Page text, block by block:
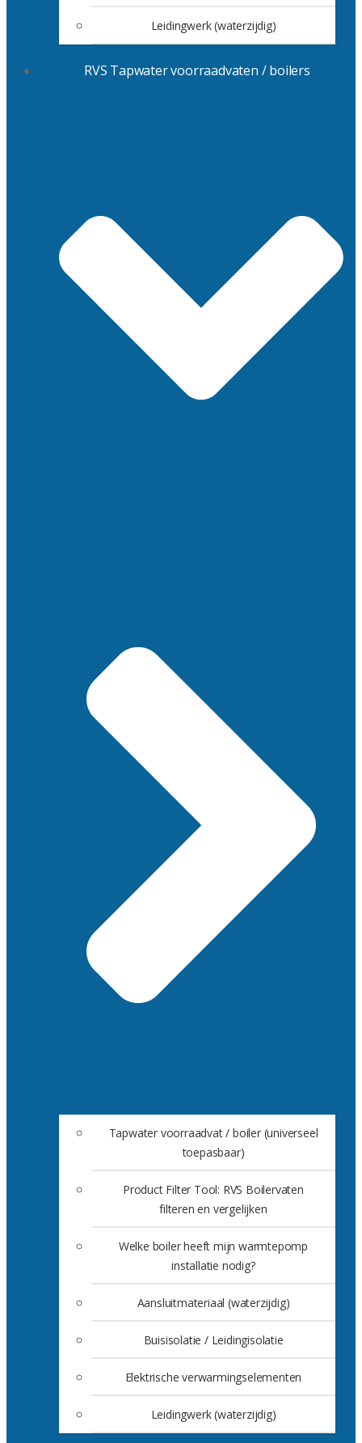
Leidingwerk (waterzijdig)
RVS Tapwater voorraadvaten / boilers
Tapwater voorraadvat / boiler (universeel
toepasbaar)
Product Filter Tool: RVS Boilervaten
filteren en vergelijken
Welke boiler heeft mijn warmtepomp
installatie nodig?
Aansluitmateriaal (waterzijdig)
Buisisolatie / Leidingisolatie
Elektrische verwarmingselementen
Leidingwerk (waterzijdig)